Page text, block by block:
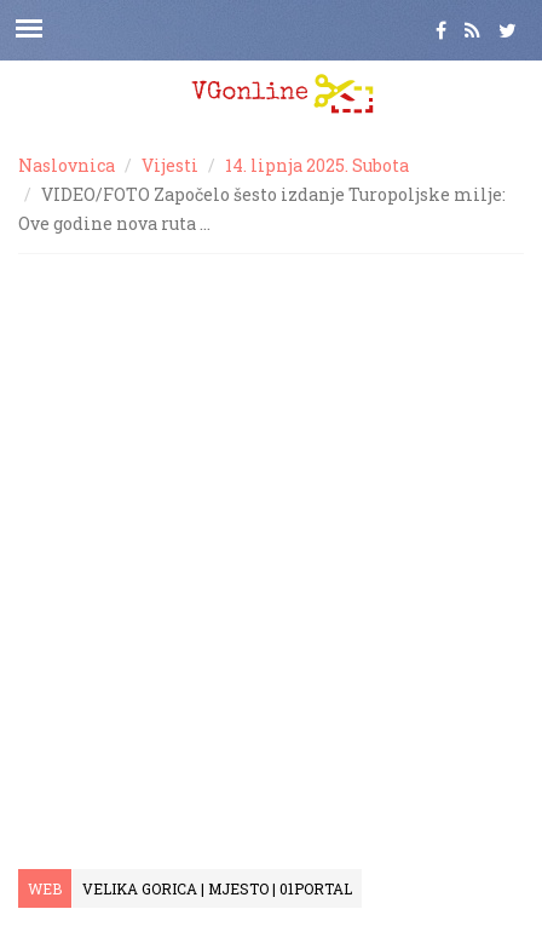
Naslovnica Vijesti
14. lipnja 2025. Subota
VIDEO/FOTO Započelo šesto izdanje Turopoljske milje:
Ove godine nova ruta …
WEB VELIKA GORICA | MJESTO | 01PORTAL